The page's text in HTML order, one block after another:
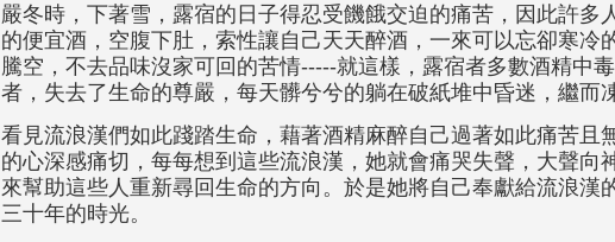
嚴冬時，下著雪，露宿的日子得忍受饑餓交迫的痛苦，因此許多
的便宜酒，空腹下肚，索性讓自己天天醉酒，一來可以忘卻寒冷
騰空，不去品味沒家可回的苦情-----就這樣，露宿者多數酒精中
者，失去了生命的尊嚴，每天髒兮兮的躺在破紙堆中昏迷，繼而
看見流浪漢們如此踐踏生命，藉著酒精麻醉自己過著如此痛苦且
的心深感痛切，每每想到這些流浪漢，她就會痛哭失聲，大聲向
來幫助這些人重新尋回生命的方向。於是她將自己奉獻給流浪漢
三十年的時光。